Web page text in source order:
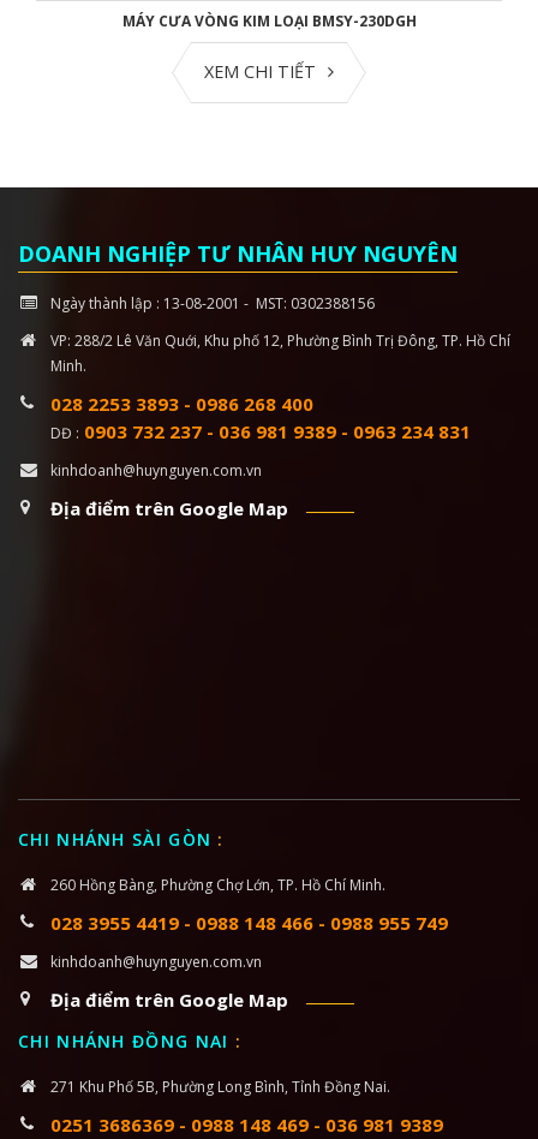
MÁY CƯA VÒNG KIM LOẠI BMSY-230DGH
XEM CHI TIẾT
DOANH NGHIỆP TƯ NHÂN HUY NGUYÊN
Ngày thành lập : 13-08-2001 - MST: 0302388156
VP: 288/2 Lê Văn Quới, Khu phố 12, Phường Bình Trị Đông, TP. Hồ Chí
Minh.
028 2253 3893 - 0986 268 400
DĐ : 0903 732 237 - 036 981 9389 - 0963 234 831
kinhdoanh@huynguyen.com.vn
Địa điểm trên Google Map
CHI NHÁNH SÀI GÒN :
260 Hồng Bàng, Phường Chợ Lớn, TP. Hồ Chí Minh.
028 3955 4419 - 0988 148 466 - 0988 955 749
kinhdoanh@huynguyen.com.vn
Địa điểm trên Google Map
CHI NHÁNH ĐỒNG NAI :
271 Khu Phố 5B, Phường Long Bình, Tỉnh Đồng Nai.
0251 3686369 - 0988 148 469 - 036 981 9389